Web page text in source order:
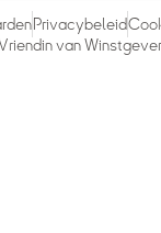
Privacybeleid
van